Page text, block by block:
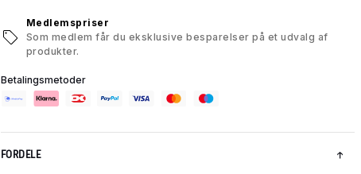
Medlemspriser
Som medlem får du eksklusive besparelser på et udvalg af
produkter.
Betalingsmetoder
FORDELE